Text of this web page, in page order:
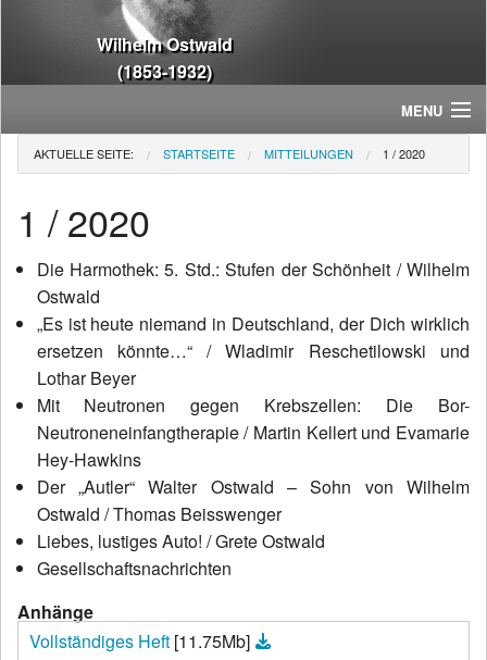
Wilhelm Ostwald
(1853-1932)
MENU
Home
Wilhelm Ostwald
Publikationen
Kontakt
AKTUELLE SEITE: STARTSEITE MITTEILUNGEN 1 / 2020
1 / 2020
Die Harmothek: 5. Std.: Stufen der Schönheit / Wilhelm
Ostwald
„Es ist heute niemand in Deutschland, der Dich wirklich
ersetzen könnte…“ / Wladimir Reschetilowski und
Lothar Beyer
Mit Neutronen gegen Krebszellen: Die Bor-
Neutroneneinfangtherapie / Martin Kellert und Evamarie
Hey-Hawkins
Der „Autler“ Walter Ostwald – Sohn von Wilhelm
Ostwald / Thomas Beisswenger
Liebes, lustiges Auto! / Grete Ostwald
Gesellschaftsnachrichten
Anhänge
Vollständiges Heft [11.75Mb]